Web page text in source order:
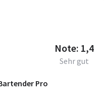
Note: 1,4
Sehr gut
Pro